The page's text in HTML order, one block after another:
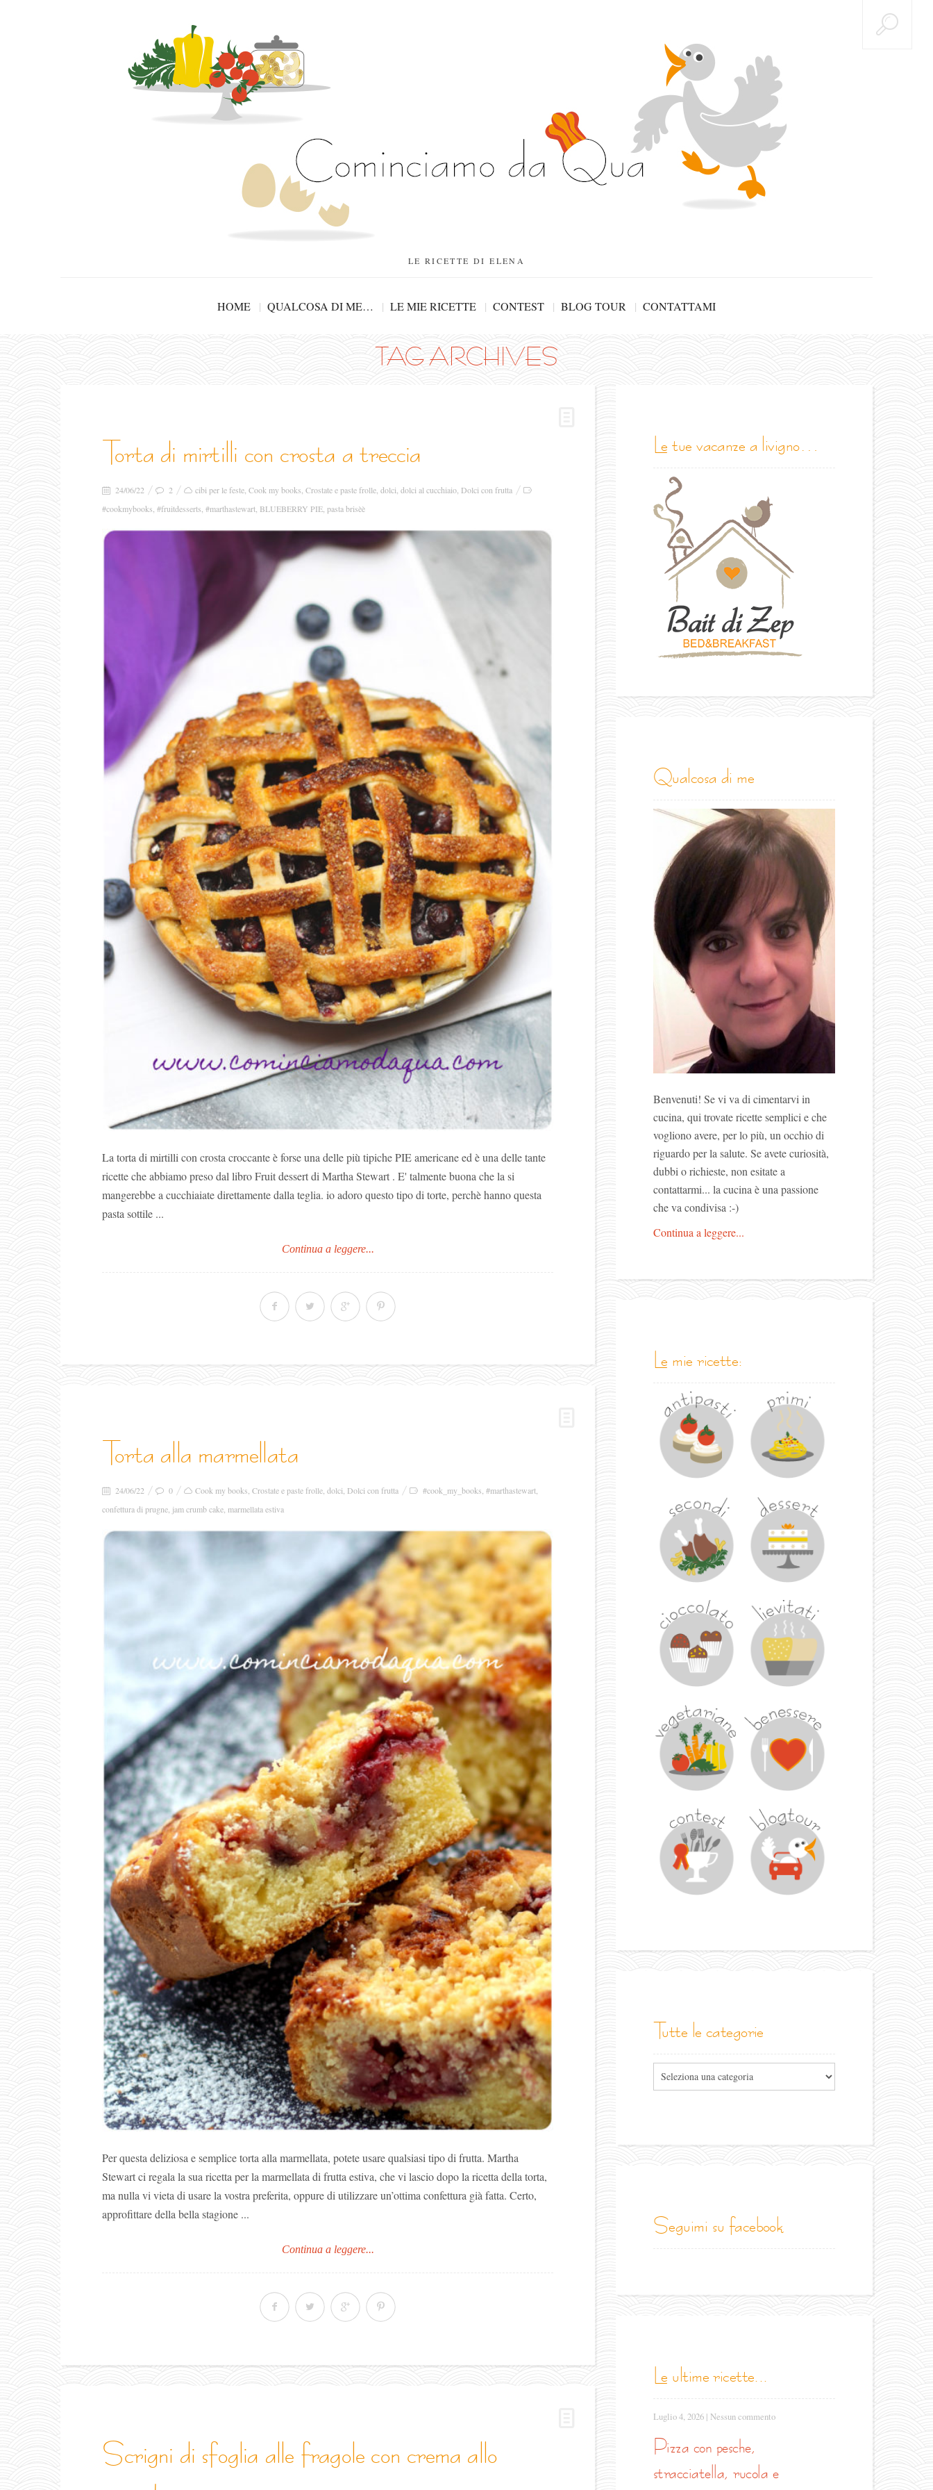
LE RICETTE DI ELENA
HOME QUALCOSA DI ME… LE MIE RICETTE CONTEST BLOG TOUR CONTATTAMI
TAG ARCHIVES
torta di mirtilli con crosta a treccia
24/06/22 2 cibi per le feste Cook my books Crostate e paste frolle dolci dolci al cucchiaio Dolci con frutta
#cookmybooks #fruitdesserts #marthastewart BLUEBERRY PIE pasta brisèè
La torta di mirtilli con crosta croccante è forse una delle più tipiche PIE americane ed è una delle tante
ricette che abbiamo preso dal libro Fruit dessert di Martha Stewart . E' talmente buona che la si
mangerebbe a cucchiaiate direttamente dalla teglia. io adoro questo tipo di torte, perchè hanno questa
pasta sottile ...
Continua a leggere...
torta alla marmellata
24/06/22 0 Cook my books Crostate e paste frolle dolci Dolci con frutta #cook_my_books #marthastewart
confettura di prugne jam crumb cake marmellata estiva
Per questa deliziosa e semplice torta alla marmellata, potete usare qualsiasi tipo di frutta. Martha
Stewart ci regala la sua ricetta per la marmellata di frutta estiva, che vi lascio dopo la ricetta della torta,
ma nulla vi vieta di usare la vostra preferita, oppure di utilizzare un’ottima confettura già fatta. Certo,
approfittare della bella stagione ...
Continua a leggere...
scrigni di sfoglia alle fragole con crema allo
le tue vacanze a livigno…
qualcosa di me
Benvenuti! Se vi va di cimentarvi in
cucina, qui trovate ricette semplici e che
vogliono avere, per lo più, un occhio di
riguardo per la salute. Se avete curiosità,
dubbi o richieste, non esitate a
contattarmi... la cucina è una passione
che va condivisa :-)
Continua a leggere...
le mie ricette:
tutte le categorie
seguimi su facebook
le ultime ricette...
Luglio 4, 2026 | Nessun commento
pizza con pesche,
stracciatella, rucola e